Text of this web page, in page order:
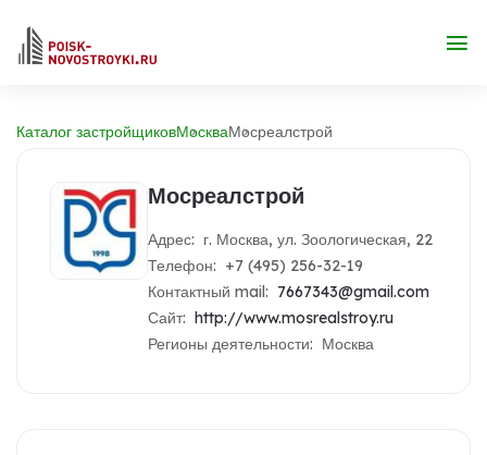
Каталог застройщиковМоскваМосреалстрой
Мосреалстрой
Адрес: г. Москва, ул. Зоологическая, 22
Телефон: +7 (495) 256-32-19
Контактный mail: 7667343@gmail.com
Сайт: http://www.mosrealstroy.ru
Регионы деятельности: Москва